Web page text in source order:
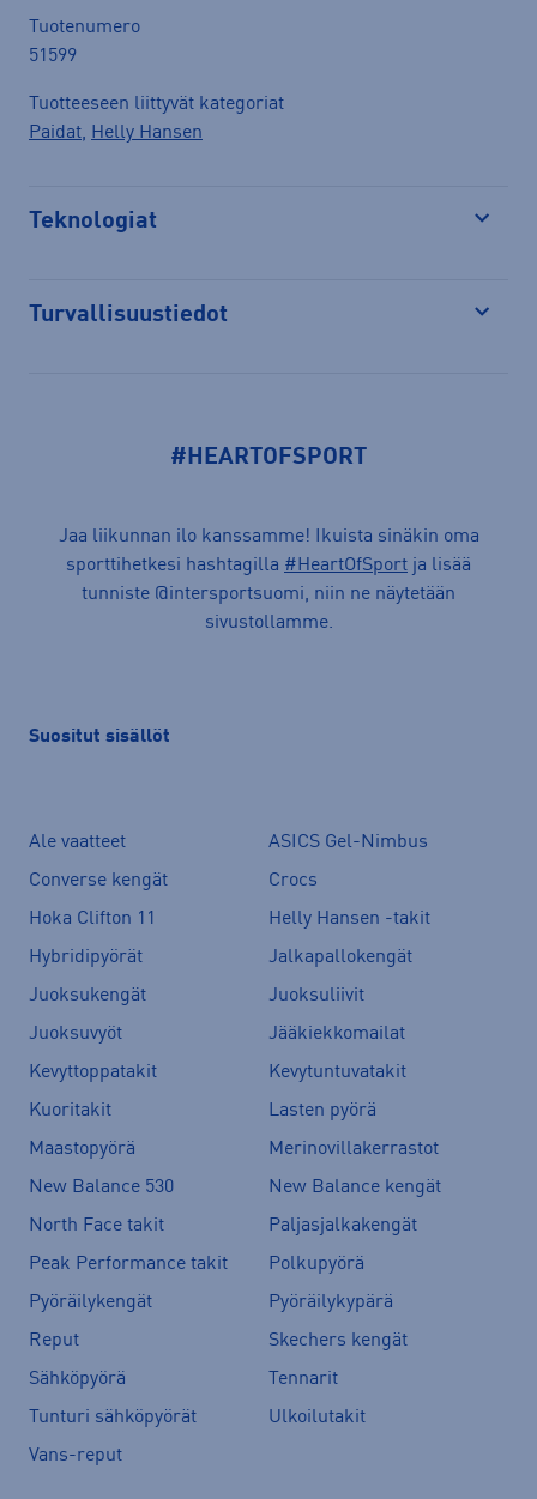
Tuotenumero
51599
Tuotteeseen liittyvät kategoriat
Paidat, Helly Hansen
Teknologiat
Turvallisuustiedot
#HEARTOFSPORT
Jaa liikunnan ilo kanssamme! Ikuista sinäkin oma
sporttihetkesi hashtagilla #HeartOfSport ja lisää
tunniste @intersportsuomi, niin ne näytetään
sivustollamme.
Suositut sisällöt
Ale vaatteet
ASICS Gel-Nimbus
Converse kengät
Crocs
Hoka Clifton 11
Helly Hansen -takit
Hybridipyörät
Jalkapallokengät
Juoksukengät
Juoksuliivit
Juoksuvyöt
Jääkiekkomailat
Kevyttoppatakit
Kevytuntuvatakit
Kuoritakit
Lasten pyörä
Maastopyörä
Merinovillakerrastot
New Balance 530
New Balance kengät
North Face takit
Paljasjalkakengät
Peak Performance takit
Polkupyörä
Pyöräilykengät
Pyöräilykypärä
Reput
Skechers kengät
Sähköpyörä
Tennarit
Tunturi sähköpyörät
Ulkoilutakit
Vans-reput